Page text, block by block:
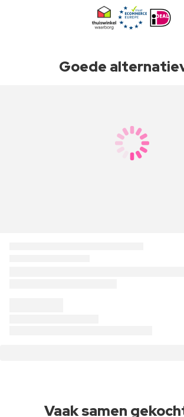
Goede
Vaak samen